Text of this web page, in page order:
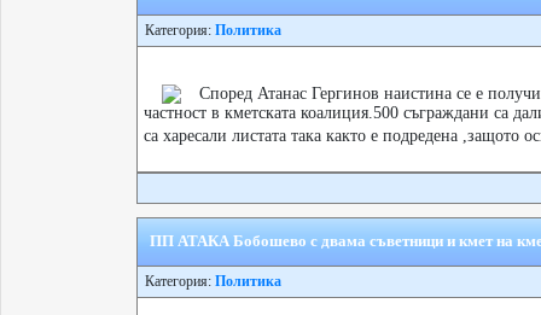
Категория: Политика
Според Атанас Гергинов наистина се е
частност в кметската коалиция.500 съграждани са
са харесали листата така както е подредена ,защото
ПП АТАКА Бобошево с двама съветници и кмет на
Категория: Политика